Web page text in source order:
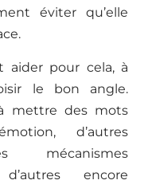
éviter qu’elle
aider pour cela, à
le bon angle.
mettre des mots
d’autres
mécanismes
d’autres encore